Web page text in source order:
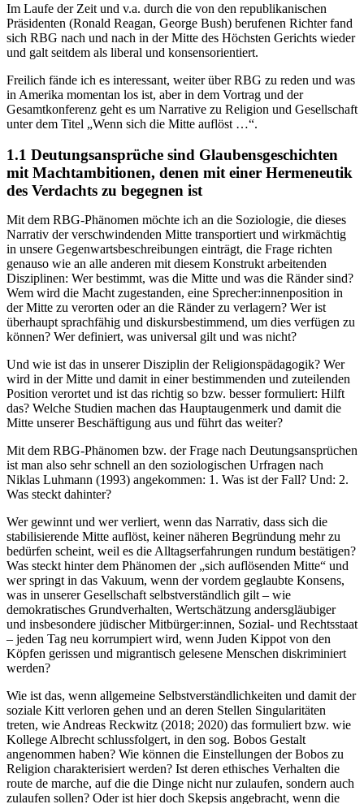
Im Laufe der Zeit und v.a. durch die von den republikanischen
Präsidenten (Ronald Reagan, George Bush) berufenen Richter fand
sich RBG nach und nach in der Mitte des Höchsten Gerichts wieder
und galt seitdem als liberal und konsensorientiert.
Freilich fände ich es interessant, weiter über RBG zu reden und was
in Amerika momentan los ist, aber in dem Vortrag und der
Gesamtkonferenz geht es um Narrative zu Religion und Gesellschaft
unter dem Titel „Wenn sich die Mitte auflöst …“.
1.1 Deutungsansprüche sind Glaubensgeschichten
mit Machtambitionen, denen mit einer Hermeneutik
des Verdachts zu begegnen ist
Mit dem RBG-Phänomen möchte ich an die Soziologie, die dieses
Narrativ der verschwindenden Mitte transportiert und wirkmächtig
in unsere Gegenwartsbeschreibungen einträgt, die Frage richten
genauso wie an alle anderen mit diesem Konstrukt arbeitenden
Disziplinen: Wer bestimmt, was die Mitte und was die Ränder sind?
Wem wird die Macht zugestanden, eine Sprecher:innenposition in
der Mitte zu verorten oder an die Ränder zu verlagern? Wer ist
überhaupt sprachfähig und diskursbestimmend, um dies verfügen zu
können? Wer definiert, was universal gilt und was nicht?
Und wie ist das in unserer Disziplin der Religionspädagogik? Wer
wird in der Mitte und damit in einer bestimmenden und zuteilenden
Position verortet und ist das richtig so bzw. besser formuliert: Hilft
das? Welche Studien machen das Hauptaugenmerk und damit die
Mitte unserer Beschäftigung aus und führt das weiter?
Mit dem RBG-Phänomen bzw. der Frage nach Deutungsansprüchen
ist man also sehr schnell an den soziologischen Urfragen nach
Niklas Luhmann (1993) angekommen: 1. Was ist der Fall? Und: 2.
Was steckt dahinter?
Wer gewinnt und wer verliert, wenn das Narrativ, dass sich die
stabilisierende Mitte auflöst, keiner näheren Begründung mehr zu
bedürfen scheint, weil es die Alltagserfahrungen rundum bestätigen?
Was steckt hinter dem Phänomen der „sich auflösenden Mitte“ und
wer springt in das Vakuum, wenn der vordem geglaubte Konsens,
was in unserer Gesellschaft selbstverständlich gilt – wie
demokratisches Grundverhalten, Wertschätzung andersgläubiger
und insbesondere jüdischer Mitbürger:innen, Sozial- und Rechtsstaat
– jeden Tag neu korrumpiert wird, wenn Juden Kippot von den
Köpfen gerissen und migrantisch gelesene Menschen diskriminiert
werden?
Wie ist das, wenn allgemeine Selbstverständlichkeiten und damit der
soziale Kitt verloren gehen und an deren Stellen Singularitäten
treten, wie Andreas Reckwitz (2018; 2020) das formuliert bzw. wie
Kollege Albrecht schlussfolgert, in den sog. Bobos Gestalt
angenommen haben? Wie können die Einstellungen der Bobos zu
Religion charakterisiert werden? Ist deren ethisches Verhalten die
route de marche, auf die die Dinge nicht nur zulaufen, sondern auch
zulaufen sollen? Oder ist hier doch Skepsis angebracht, wenn die